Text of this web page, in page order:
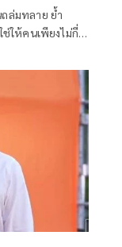
ล่มทลาย ย้ำ